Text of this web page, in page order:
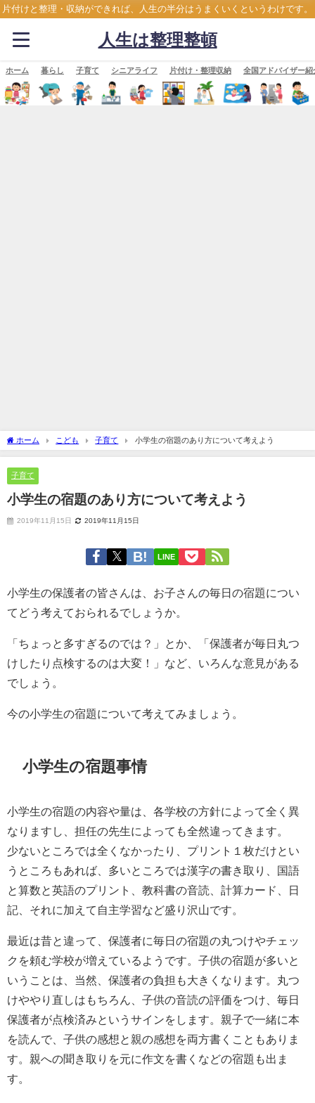
片付けと整理・収納ができれば、人生の半分はうまくいくというわけです。
人生は整理整頓
ホーム 暮らし 子育て シニアライフ 片付け・整理収納 全国アドバイザー紹
ホーム こども 子育て 小学生の宿題のあり方について考えよう
子育て
小学生の宿題のあり方について考えよう
2019年11月15日 2019年11月15日
LINE
小学生の保護者の皆さんは、お子さんの毎日の宿題につい
てどう考えておられるでしょうか。
「ちょっと多すぎるのでは？」とか、「保護者が毎日丸つ
けしたり点検するのは大変！」など、いろんな意見がある
でしょう。
今の小学生の宿題について考えてみましょう。
小学生の宿題事情
小学生の宿題の内容や量は、各学校の方針によって全く異
なりますし、担任の先生によっても全然違ってきます。
少ないところでは全くなかったり、プリント１枚だけとい
うところもあれば、多いところでは漢字の書き取り、国語
と算数と英語のプリント、教科書の音読、計算カード、日
記、それに加えて自主学習など盛り沢山です。
最近は昔と違って、保護者に毎日の宿題の丸つけやチェッ
クを頼む学校が増えているようです。子供の宿題が多いと
いうことは、当然、保護者の負担も大きくなります。丸つ
けややり直しはもちろん、子供の音読の評価をつけ、毎日
保護者が点検済みというサインをします。親子で一緒に本
を読んで、子供の感想と親の感想を両方書くこともありま
す。親への聞き取りを元に作文を書くなどの宿題も出ま
す。